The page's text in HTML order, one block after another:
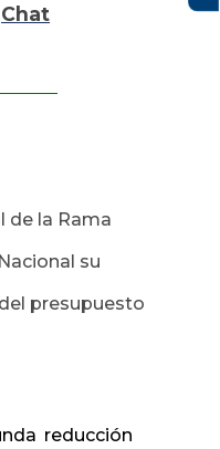
Chat
de la Rama
su
presupuesto
reducción